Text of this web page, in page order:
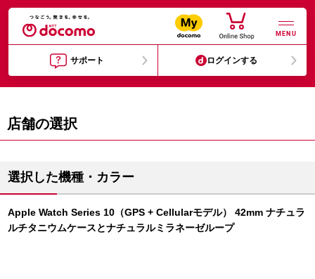
MENU
サポート ログインする
店舗の選択
選択した機種・カラー
Apple Watch Series 10（GPS + Cellularモデル） 42mm ナチュラ
ルチタニウムケースとナチュラルミラネーゼループ